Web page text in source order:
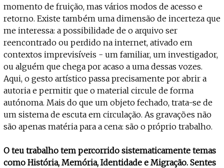
momento de fruição, mas vários modos de acesso e
retorno. Existe também uma dimensão de incerteza que
me interessa: a possibilidade de o arquivo ser
reencontrado ou perdido na internet, ativado em
contextos imprevisíveis - um familiar, um investigador,
ou alguém que chega por acaso a uma dessas vozes.
Aqui, o gesto artístico passa precisamente por abrir a
autoria e permitir que o material circule de forma
autónoma. Mais do que um objeto fechado, trata-se de
um sistema de escuta em circulação. As gravações não
são apenas matéria para a cena: são o próprio trabalho.
O teu trabalho tem percorrido sistematicamente temas
como História, Memória, Identidade e Migração. Sentes